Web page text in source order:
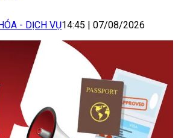
- DỊCH VỤ14:45 | 07/08/2026